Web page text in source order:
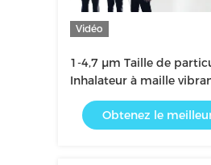
Vidéo
1-4,7 μm Taille de
Inhalateur à maille
pour enfants ou adultes
Obtenez le